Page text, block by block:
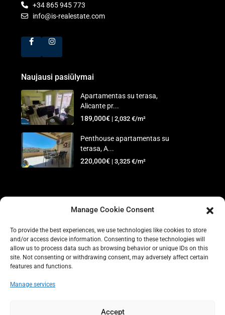
Manage Cookie Consent
To provide the best experiences, we use technologies like cookies to store
and/or access device information. Consenting to these technologies will
allow us to process data such as browsing behavior or unique IDs on this
site. Not consenting or withdrawing consent, may adversely affect certain
features and functions.
Manage services
Accept
+34 865 945 773
info@is-realestate.com
Naujausi pasiūlymai
Apartamentas su terasa,
Alicante pr...
189,000€ | 2,032 €/m²
Penthouse apartamentas su
terasa, A...
220,000€ | 3,325 €/m²
©2025 IS Real Estate
administravimasAutomobilių nuomaKontaktai
+34 865 945
773
Slapukų politika (ES)Įsipareigojimas saugoti asmens
duomenis (ES)